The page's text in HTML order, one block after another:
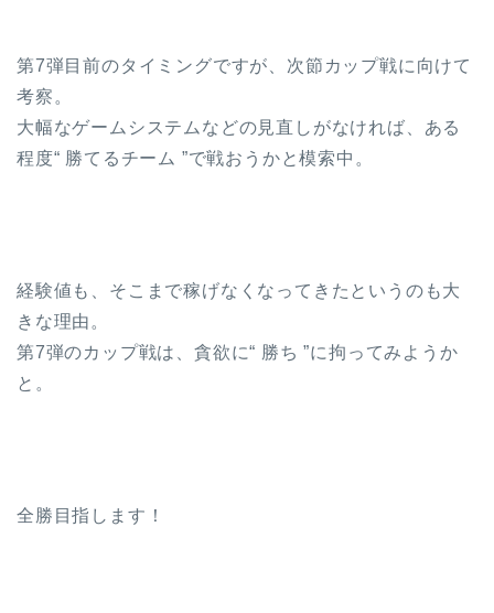
第7弾目前のタイミングですが、次節カップ戦に向けて
考察。
大幅なゲームシステムなどの見直しがなければ、ある
程度“ 勝てるチーム ”で戦おうかと模索中。
経験値も、そこまで稼げなくなってきたというのも大
きな理由。
第7弾のカップ戦は、貪欲に“ 勝ち ”に拘ってみようか
と。
全勝目指します！